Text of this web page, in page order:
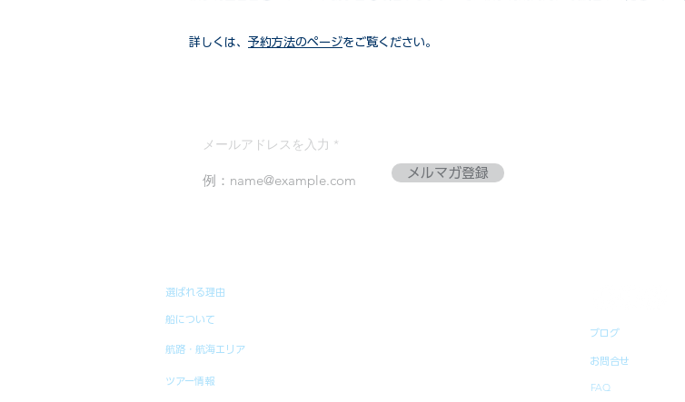
詳しくは、 予約方法のページをご覧ください。
メールアドレスを入力
メルマガ登録
選ばれる理由
船について
航路・航海エリア
ツアー情報
ブログ
お問合せ
FAQ